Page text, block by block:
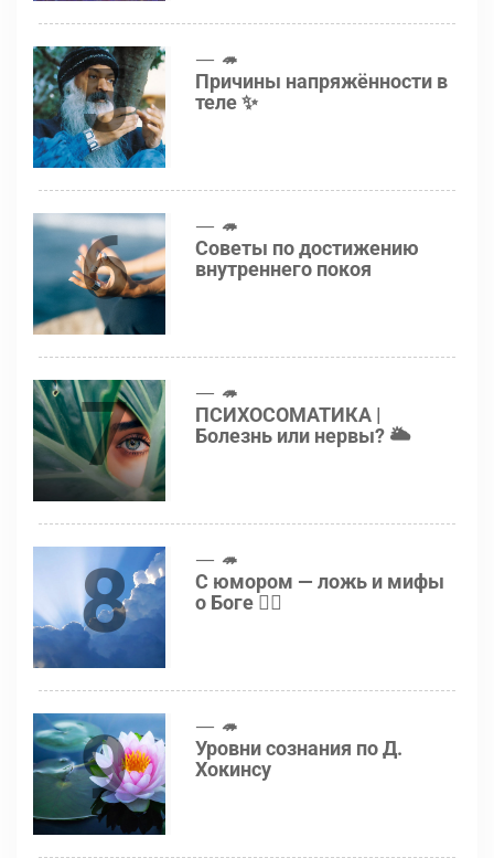
5 🦔
Причины напряжённости в
теле ✨
6 🦔
Советы по достижению
внутреннего покоя
7 🦔
ПСИХОСОМАТИКА |
Болезнь или нервы? 🌥
8 🦔
С юмором — ложь и мифы
о Боге 👍🏻
9 🦔
Уровни сознания по Д.
Хокинсу